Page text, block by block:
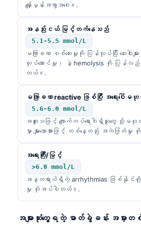
မျှော်မှန်းအကွာအဝေး။.
အနည်းငယ် မြင့်တက်နေသည်
5.1-5.5 mmol/L
မကြာခဏ စစ်ဆေးမှုကို ပြန်လုပ်ပြီး ဆေးဝါးမျ
လုပ်ဆောင်မှု၊ နဲ့ hemolysis ကို ပြန်လည်
တယ်။.
မကြာခဏ reactive ဖြစ်ပြီး အရေးပေါ်မ
5.6-6.0 mmol/L
အထူးသဖြင့် ကျောက်ကပ်ရောဂါရှိသူတွေ သို့
မှာ များသောအားဖြင့် တစ်နေ့တည်း အကဲဖြ
အရေးကြီး/မြင့်
>6.0 mmol/L
အန္တရာယ်ရှိတဲ့ arrhythmias ဖြစ်နိုင်လို့
မှု လိုအပ်ပါတယ်။.
အများဆုံးတွေ့ရတဲ့ ဓာတ်ခွဲခန်း အမှားတစ်
Татар теле
Беларуская мова
Esperanto
Frysk
Ślōnskŏ gŏdka
Norsk bokmål